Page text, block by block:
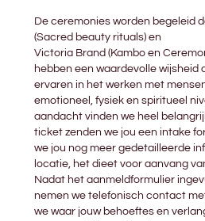
De ceremonies worden begeleid
(Sacred beauty rituals) en
Victoria Brand (Kambo en
hebben een waardevolle wijsheid
ervaren in het werken met
emotioneel, fysiek en spiritueel
aandacht vinden we heel
ticket zenden we jou een intake
we jou nog meer gedetailleerde
locatie, het dieet voor aanvang
Nadat het aanmeldformulier
nemen we telefonisch contact
we waar jouw behoeftes en